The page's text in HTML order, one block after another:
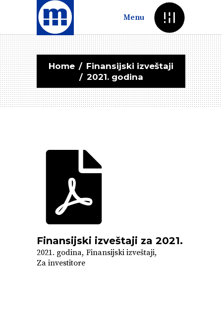
Menu
Home / Finansijski izveštaji
/ 2021. godina
Finansijski izveštaji za 2021.
2021. godina Finansijski izveštaji
Za investitore